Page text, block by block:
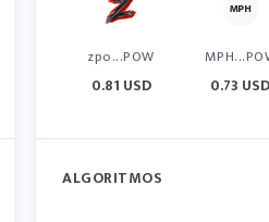
zpo...POW
0.81 USD 0.73
ALGORITMOS